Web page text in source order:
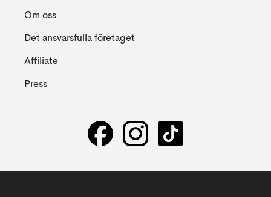
Om oss
Det ansvarsfulla företaget
Affiliate
Press